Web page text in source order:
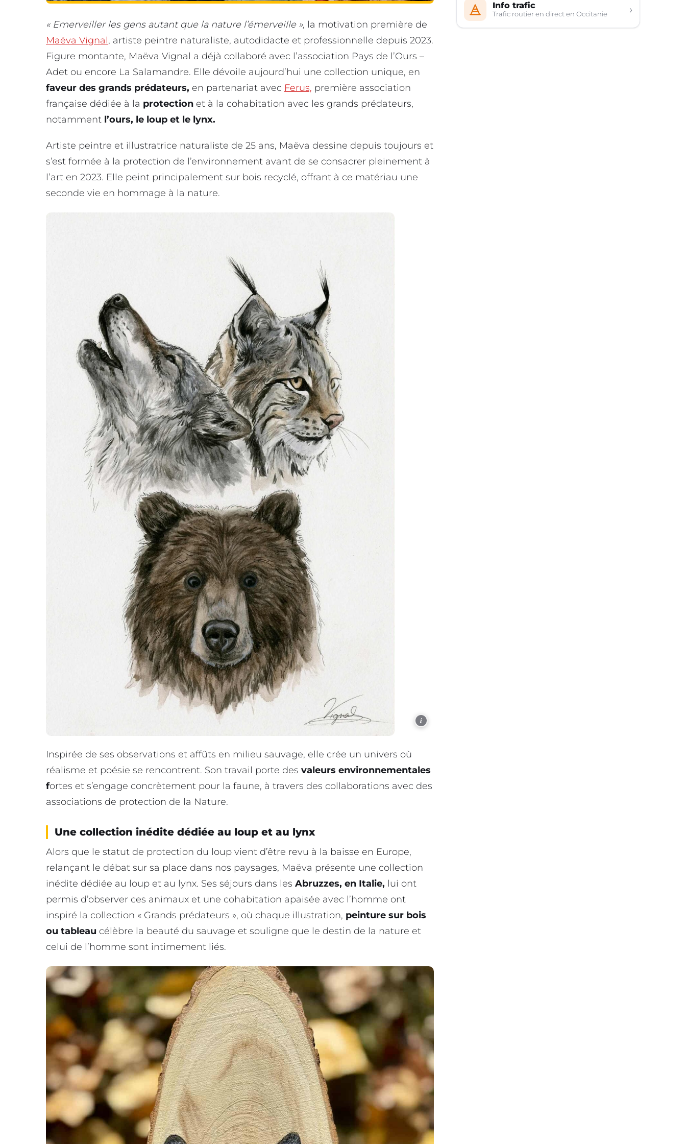
« Emerveiller les gens autant que la nature l’émerveille », la motivation première de
Maëva Vignal, artiste peintre naturaliste, autodidacte et professionnelle depuis 2023.
Figure montante, Maëva Vignal a déjà collaboré avec l’association Pays de l’Ours –
Adet ou encore La Salamandre. Elle dévoile aujourd’hui une collection unique, en
faveur des grands prédateurs, en partenariat avec Ferus, première association
française dédiée à la protection et à la cohabitation avec les grands prédateurs,
notamment l’ours, le loup et le lynx.
Artiste peintre et illustratrice naturaliste de 25 ans, Maëva dessine depuis toujours et
s’est formée à la protection de l’environnement avant de se consacrer pleinement à
l’art en 2023. Elle peint principalement sur bois recyclé, offrant à ce matériau une
seconde vie en hommage à la nature.
i
Inspirée de ses observations et affûts en milieu sauvage, elle crée un univers où
réalisme et poésie se rencontrent. Son travail porte des valeurs environnementales
fortes et s’engage concrètement pour la faune, à travers des collaborations avec des
associations de protection de la Nature.
Une collection inédite dédiée au loup et au lynx
Alors que le statut de protection du loup vient d’être revu à la baisse en Europe,
relançant le débat sur sa place dans nos paysages, Maëva présente une collection
inédite dédiée au loup et au lynx. Ses séjours dans les Abruzzes, en Italie, lui ont
permis d’observer ces animaux et une cohabitation apaisée avec l’homme ont
inspiré la collection « Grands prédateurs », où chaque illustration, peinture sur bois
ou tableau célèbre la beauté du sauvage et souligne que le destin de la nature et
celui de l’homme sont intimement liés.
Info trafic
Trafic routier en direct en Occitanie ›